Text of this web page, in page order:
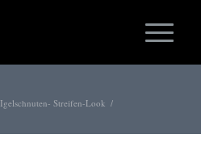
Igelschnuten- Streifen-Look /